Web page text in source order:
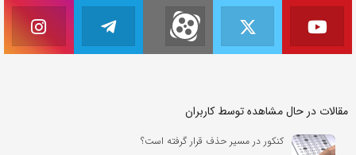
مقالات در حال مشاهده توسط کاربران
کنکور در مسیر حذف قرار گرفته است؟